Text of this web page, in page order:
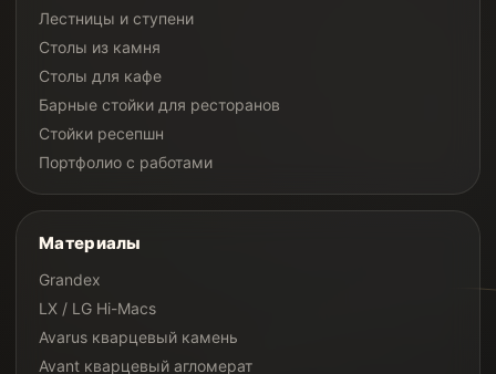
Лестницы и ступени
Столы из камня
Столы для кафе
Барные стойки для ресторанов
Стойки ресепшн
Портфолио с работами
Материалы
Grandex
LX / LG Hi-Macs
Avarus кварцевый камень
Avant кварцевый агломерат